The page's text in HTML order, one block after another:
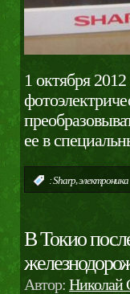
1 октября
ее в
:Sharp,электроника
В Токио
Автор: Николай